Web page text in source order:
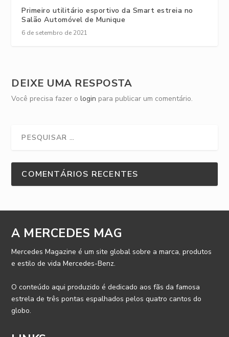
Primeiro utilitário esportivo da Smart estreia no
Salão Automóvel de Munique
6 de setembro de 2021
DEIXE UMA RESPOSTA
Você precisa fazer ologin para publicar um comentário.
COMENTÁRIOS RECENTES
A MERCEDES MAG
Mercedes Magazine é um site global sobre a marca, produtos
e estilo de vida Mercedes-Benz.
O conteúdo aqui produzido é dedicado aos fãs da famosa
estrela de três pontas espalhados pelos quatro cantos do
globo.